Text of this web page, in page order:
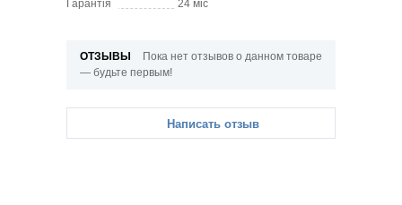
Гарантія 24 мic
ОТЗЫВЫ
Пока нет отзывов о данном товаре
— будьте первым!
Написать отзыв